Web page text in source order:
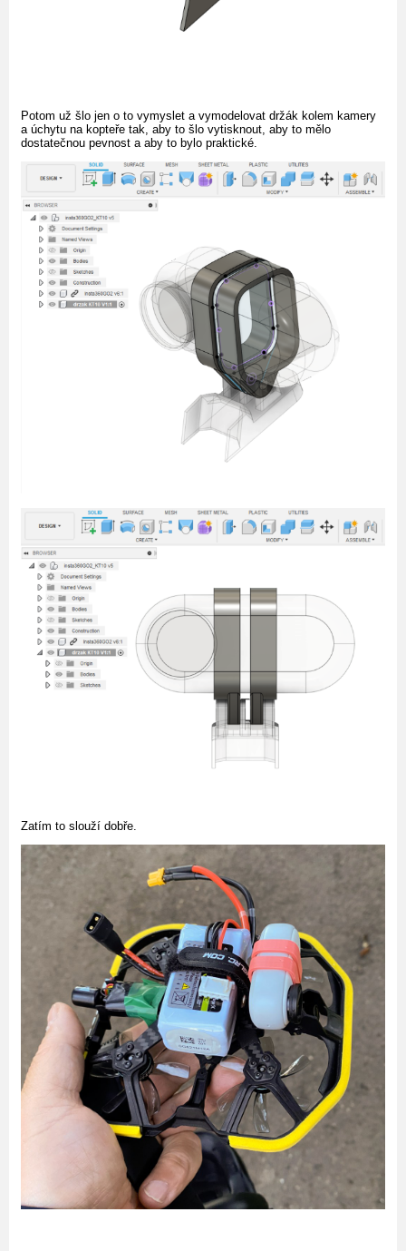
Potom už šlo jen o to vymyslet a vymodelovat držák kolem kamery
a úchytu na kopteře tak, aby to šlo vytisknout, aby to mělo
dostatečnou pevnost a aby to bylo praktické.
Zatím to slouží dobře.